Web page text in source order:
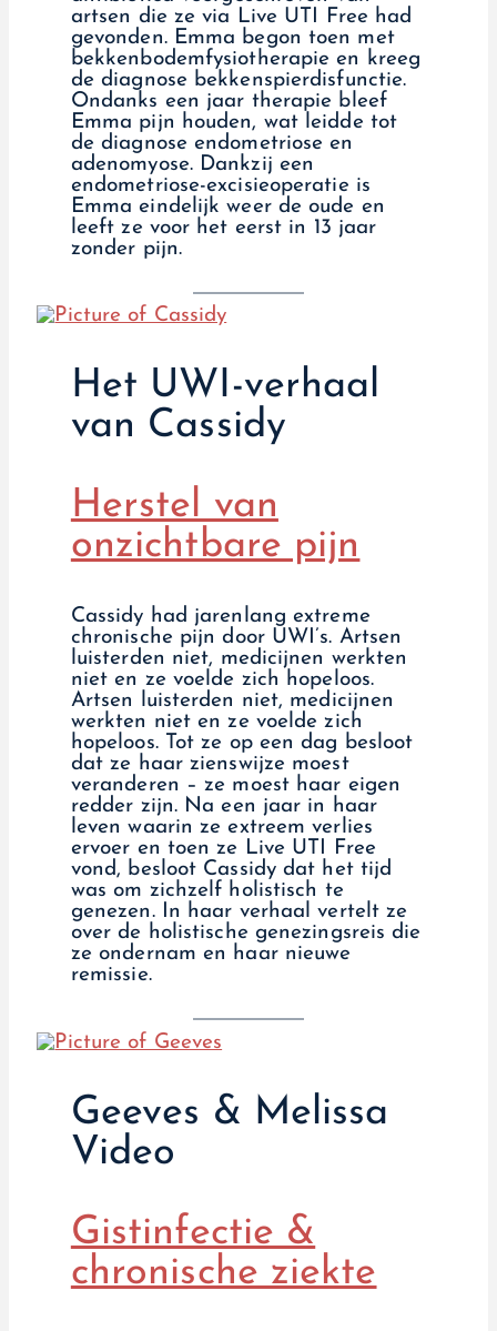
artsen die ze via Live UTI Free had
gevonden. Emma begon toen met
bekkenbodemfysiotherapie en kreeg
de diagnose bekkenspierdisfunctie.
Ondanks een jaar therapie bleef
Emma pijn houden, wat leidde tot
de diagnose endometriose en
adenomyose. Dankzij een
endometriose-excisieoperatie is
Emma eindelijk weer de oude en
leeft ze voor het eerst in 13 jaar
zonder pijn.
Het UWI-verhaal
van Cassidy
Herstel van
onzichtbare pijn
Cassidy had jarenlang extreme
chronische pijn door UWI’s. Artsen
luisterden niet, medicijnen werkten
niet en ze voelde zich hopeloos.
Artsen luisterden niet, medicijnen
werkten niet en ze voelde zich
hopeloos. Tot ze op een dag besloot
dat ze haar zienswijze moest
veranderen – ze moest haar eigen
redder zijn. Na een jaar in haar
leven waarin ze extreem verlies
ervoer en toen ze Live UTI Free
vond, besloot Cassidy dat het tijd
was om zichzelf holistisch te
genezen. In haar verhaal vertelt ze
over de holistische genezingsreis die
ze ondernam en haar nieuwe
remissie.
Geeves & Melissa
Video
Gistinfectie &
chronische ziekte